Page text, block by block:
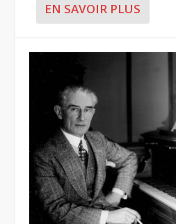
EN SAVOIR PLUS